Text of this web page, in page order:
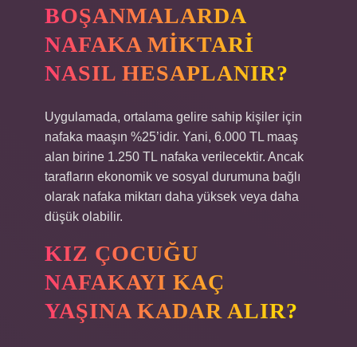
BOŞANMALARDA
NAFAKA MIKTARI
NASIL HESAPLANIR?
Uygulamada, ortalama gelire sahip kişiler için
nafaka maaşın %25’idir. Yani, 6.000 TL maaş
alan birine 1.250 TL nafaka verilecektir. Ancak
tarafların ekonomik ve sosyal durumuna bağlı
olarak nafaka miktarı daha yüksek veya daha
düşük olabilir.
KIZ ÇOCUĞU
NAFAKAYI KAÇ
YAŞINA KADAR ALIR?